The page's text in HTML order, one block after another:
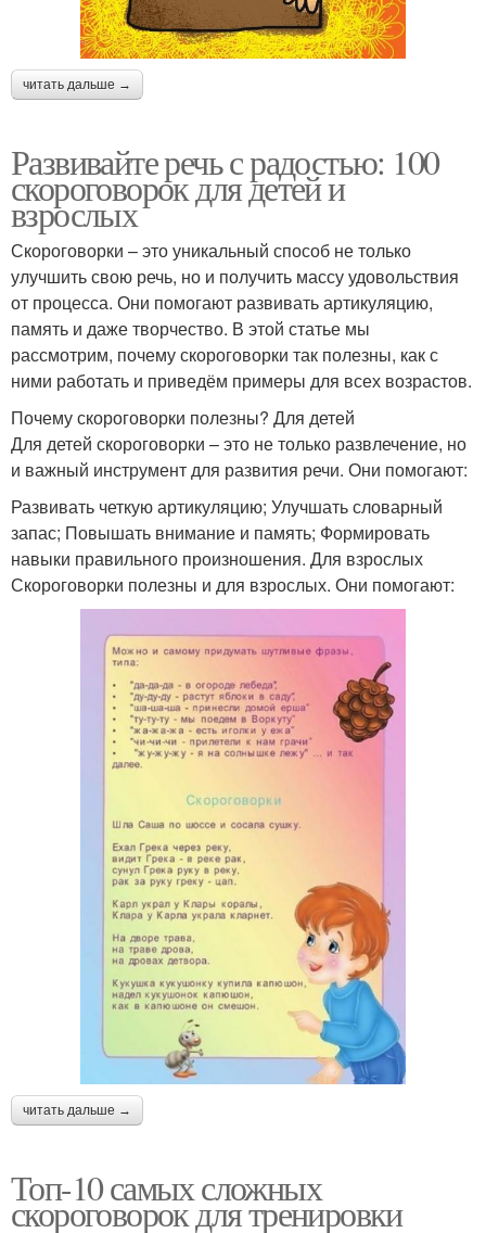
читать дальше →
Развивайте речь с радостью: 100
скороговорок для детей и
взрослых
Скороговорки – это уникальный способ не только
улучшить свою речь, но и получить массу удовольствия
от процесса. Они помогают развивать артикуляцию,
память и даже творчество. В этой статье мы
рассмотрим, почему скороговорки так полезны, как с
ними работать и приведём примеры для всех возрастов.
Почему скороговорки полезны? Для детей
Для детей скороговорки – это не только развлечение, но
и важный инструмент для развития речи. Они помогают:
Развивать четкую артикуляцию; Улучшать словарный
запас; Повышать внимание и память; Формировать
навыки правильного произношения. Для взрослых
Скороговорки полезны и для взрослых. Они помогают:
читать дальше →
Топ-10 самых сложных
скороговорок для тренировки